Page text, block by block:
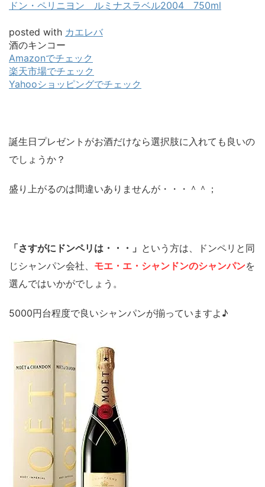
ドン・ペリニヨン ルミナスラベル2004 750ml
posted with カエレバ
酒のキンコー
Amazonでチェック
楽天市場でチェック
Yahooショッピングでチェック
誕生日プレゼントがお酒だけなら選択肢に入れても良いの
でしょうか？
盛り上がるのは間違いありませんが・・・＾＾；
「さすがにドンペリは・・・」 という方は、ドンペリと同
じシャンパン会社、 モエ・エ・シャンドンのシャンパンを
選んではいかがでしょう。
5000円台程度で良いシャンパンが揃っていますよ♪